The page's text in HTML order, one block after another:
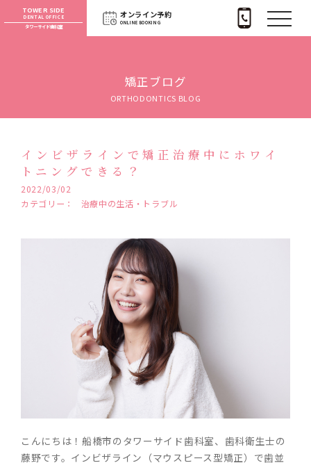
TOWER SIDE
DENTAL OFFICE
タワーサイド歯科室
オンライン予約
ONLINE BOOKING
矯正ブログ
ORTHODONTICS BLOG
インビザラインで矯正治療中にホワイ
トニングできる？
2022/03/02
カテゴリー：
治療中の生活・トラブル
こんにちは！船橋市のタワーサイド歯科室、歯科衛生士の
藤野です。インビザライン（マウスピース型矯正）で歯並